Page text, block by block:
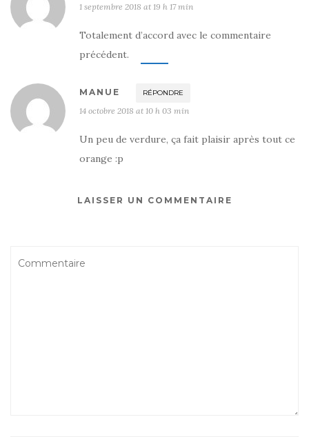
1 septembre 2018 at 19 h 17 min
Totalement d’accord avec le commentaire
précédent.
MANUE RÉPONDRE
14 octobre 2018 at 10 h 03 min
Un peu de verdure, ça fait plaisir après tout ce
orange :p
LAISSER UN COMMENTAIRE